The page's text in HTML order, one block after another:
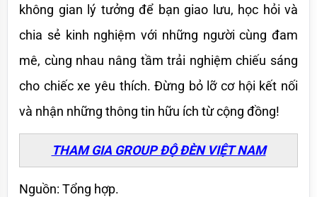
không gian lý tưởng để bạn giao lưu, học hỏi và
chia sẻ kinh nghiệm với những người cùng đam
mê, cùng nhau nâng tầm trải nghiệm chiếu sáng
cho chiếc xe yêu thích. Đừng bỏ lỡ cơ hội kết nối
và nhận những thông tin hữu ích từ cộng đồng!
THAM GIA GROUP ĐỘ ĐÈN VIỆT NAM
Nguồn: Tổng hợp.